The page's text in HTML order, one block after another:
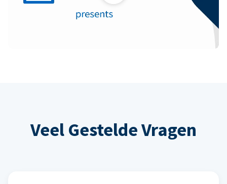
Veel Gestelde Vragen